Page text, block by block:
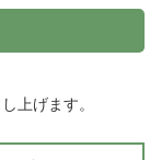
上げます。